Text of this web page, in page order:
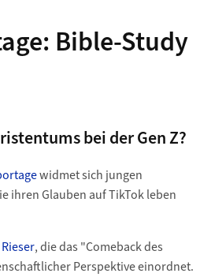
Bible-Study
bei der Gen Z?
widmet sich jungen
ihren Glauben auf TikTok leben
, die das "Comeback des
Perspektive einordnet.